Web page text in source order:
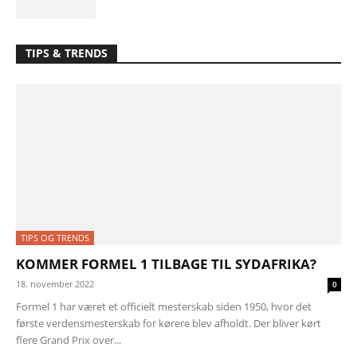
TIPS & TRENDS
TIPS OG TRENDS
KOMMER FORMEL 1 TILBAGE TIL SYDAFRIKA?
18. november 2022 0
Formel 1 har været et officielt mesterskab siden 1950, hvor det
første verdensmesterskab for kørere blev afholdt. Der bliver kørt
flere Grand Prix over...